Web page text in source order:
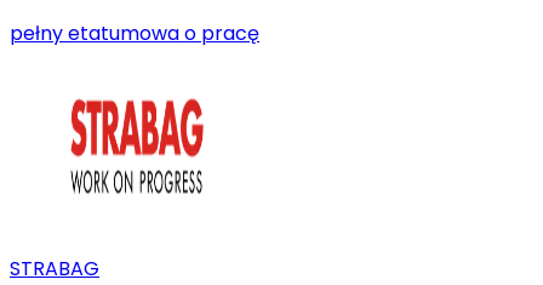
pełny etatumowa o pracę
STRABAG